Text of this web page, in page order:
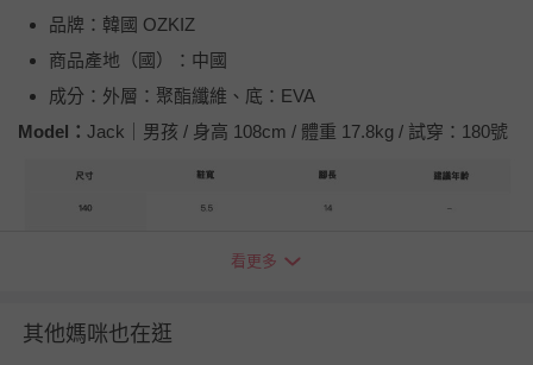
品牌：韓國 OZKIZ
商品產地（國）：中國
成分：外層：聚酯纖維、底：EVA
Model： Jack｜男孩 / 身高 108cm / 體重 17.8kg / 試穿：180號
看更多
其他媽咪也在逛